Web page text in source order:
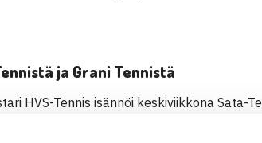
ja Grani Tennistä
HVS-Tennis isännöi keskiviikkona Sata-